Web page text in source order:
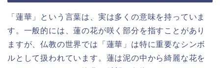
「蓮華」という言葉は、実は多くの意味を持っていま
す。一般的には、蓮の花が咲く部分を指すことがあり
ますが、仏教の世界では「蓮華」は特に重要なシンボ
ルとして扱われています。蓮は泥の中から綺麗な花を